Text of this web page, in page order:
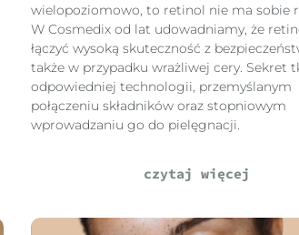
wielopoziomowo, to retinol nie ma sobie
W Cosmedix od lat udowadniamy, że
łączyć wysoką skuteczność z
także w przypadku wrażliwej cery. Sekret
odpowiedniej technologii, przemyślanym
połączeniu składników oraz stopniowym
wprowadzaniu go do pielęgnacji.
czytaj więcej